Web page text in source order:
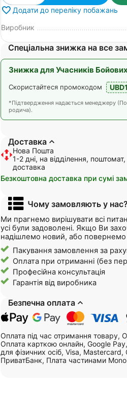
Додати до переліку побажань
Виробник
Спеціальна знижка на все
Знижка для Учасників
Скористайтеся промокодом
*Підтвердження надається менеджеру
родича).
Доставка
Нова Пошта
1-2 дні, на відділення,
доставка
Безкоштовна доставка при сумі
Чому замовляють у нас?
Ми прагнемо вирішувати всі
усі були задоволені. Якщо Ви
надішлемо новий, або
Пакування замовлення за
Оплата при отриманні (без
Професійна консультація
Гарантія від виробника
Безпечна оплата
Оплата під час отримання товару,
Оплата карткою онлайн, Google
для фізичних осіб, Visa,
ПриватБанк, Плата частинами Mono